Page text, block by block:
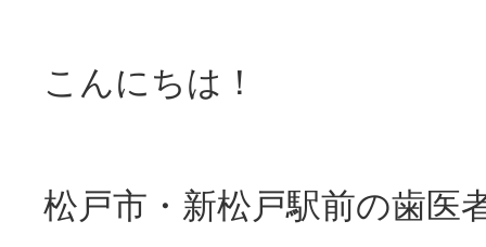
こんにちは！
松戸市・新松戸駅前の歯医